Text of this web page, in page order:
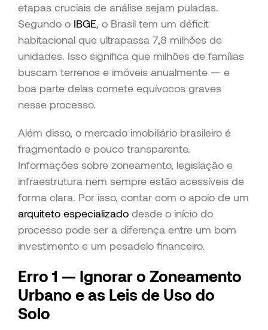
etapas cruciais de análise sejam puladas.
Segundo o IBGE, o Brasil tem um déficit
habitacional que ultrapassa 7,8 milhões de
unidades. Isso significa que milhões de famílias
buscam terrenos e imóveis anualmente — e
boa parte delas comete equívocos graves
nesse processo.
Além disso, o mercado imobiliário brasileiro é
fragmentado e pouco transparente.
Informações sobre zoneamento, legislação e
infraestrutura nem sempre estão acessíveis de
forma clara. Por isso, contar com o apoio de um
arquiteto especializado desde o início do
processo pode ser a diferença entre um bom
investimento e um pesadelo financeiro.
Erro 1 — Ignorar o Zoneamento
Urbano e as Leis de Uso do
Solo